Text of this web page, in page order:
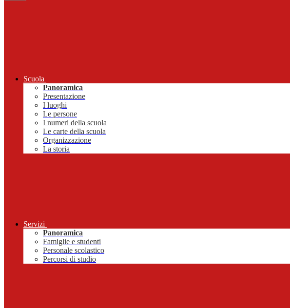
Scuola
Panoramica
Presentazione
I luoghi
Le persone
I numeri della scuola
Le carte della scuola
Organizzazione
La storia
Servizi
Panoramica
Famiglie e studenti
Personale scolastico
Percorsi di studio